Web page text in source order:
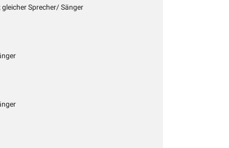
Sprecher/ Sänger